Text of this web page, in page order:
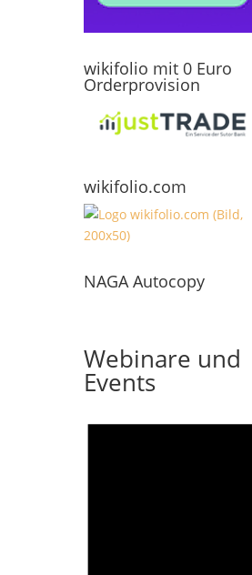
wikifolio mit 0 Euro
Orderprovision
wikifolio.com
NAGA Autocopy
Webinare und
Events